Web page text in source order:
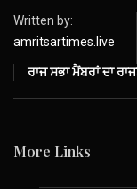
Written by:
amritsartimes.live
ਰਾਜ ਸਭਾ ਮੈਂਬਰਾਂ ਦਾ
More Links